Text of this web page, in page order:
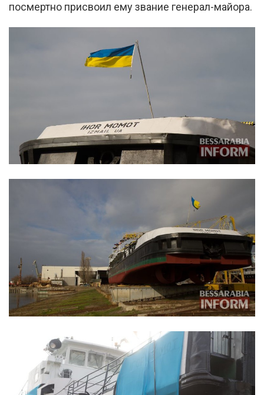
посмертно присвоил ему звание генерал-майора.